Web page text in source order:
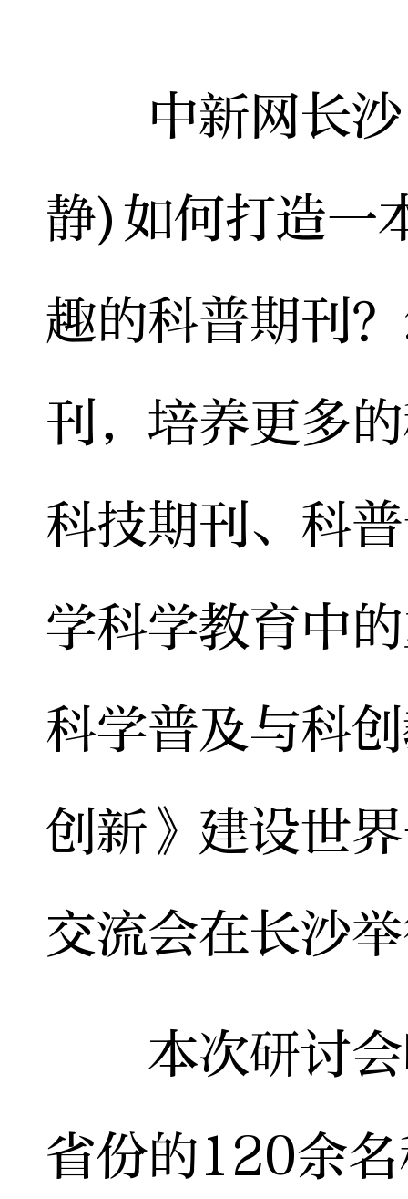
中新网长沙
静)如何打造
趣的科普期刊
刊，培养更多
科技期刊、科
学科学教育中
科学普及与科
创新》建设世
交流会在长沙
本次研讨会
省份的120余